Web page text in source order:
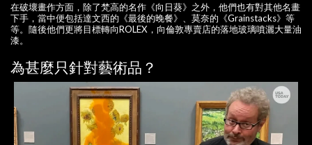
在破壞畫作方面，除了梵高的名作《向日葵》之外，他們也有對其他名畫
下手，當中便包括達文西的《最後的晚餐》、莫奈的《Grainstacks》等
等。隨後他們更將目標轉向ROLEX，向倫敦專賣店的落地玻璃噴灑大量油
漆。
為甚麼只針對藝術品？